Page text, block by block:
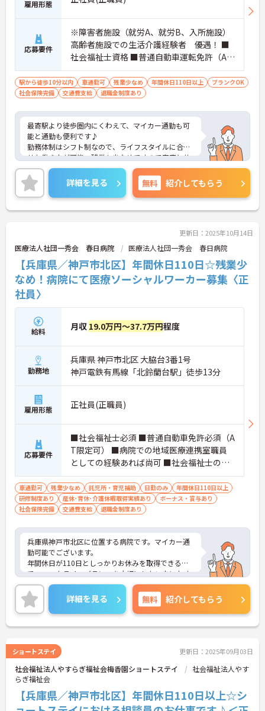
雇用形態
応募要件
※障害者施設（就労A、就労B、入所施設）
高齢者施設での生活介護経験者 優遇！ ■
社会福祉士資格 ■普通自動車運転免許（AT
限定可）
駅から徒歩10分以内 車通勤可 残業少なめ 年間休日110日以上
ブランクOK
社会保険完備
交通費支給 退職金制度あり
最寄駅より徒歩圏内にくわえて、マイカー通勤も可
能と通勤も便利です♪
勤務体制はシフト制なので、ライフスタイルに合わ
せた働き方が可能。残業も少なめですので家庭と仕
事の両立、プライベートも充実出来ます♪
ご興味ある方には、面接対策ポイントなど、さらに
詳細をお話しいたしますのでお気軽にご相談くださ
い。
詳細を見る 無料 紹介してもらう
更新日：2025年10月14日
医療法人社団一秀会 春日病院 医療法人社団一秀会 春日病院
【兵庫県／神戸市北区】年間休日110日☆残業少
なめ！病院にて医療ソーシャルワーカー募集〈正
社員〉
給料 月収 19.0万円～37.7万円程度
勤務地
兵庫県 神戸市北区 大脇台3番1号
神戸電鉄有馬線「北鈴蘭台駅」徒歩13分
雇用形態 正社員(正職員)
応募要件
■社会福祉士必須 ■普通自動車免許必須（A
T限定可） ■病院での地域医療連携室職員
としての経験あれば尚可 ■社会福祉士の知
識あれば尚可
車通勤可 残業少なめ 託児所・育児補助 日勤のみ
年間休日110日以上
研修制度あり
産休･育休･介護休暇取得実績あり
ボーナス・賞与あり
社会保険完備
交通費支給 退職金制度あり
兵庫県神戸市北区に位置する病院です。マイカー通
勤可能でございます。
年間休日が110日としっかりお休みを取得できるの
で、ワークライフバランスを大切にしたい方におす
すめです。
企業認可保育園をご利用可能ですので、子育て中の
方も安心して働いていただけます。
ご興味のある方には、面接対策ポイントなど、さら
に詳細をお話しいたしますのでお気軽にご相談くだ
詳細を見る 無料 紹介してもらう
ショートステイ 更新日：2025年09月03日
社会福祉法人やすらぎ福祉会梅香園ショートステイ
社会福祉法人やす
らぎ福祉会
【兵庫県／神戸市北区】年間休日110日以上☆シ